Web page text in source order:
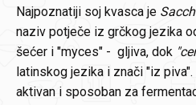
Najpoznatiji soj kvasca je
naziv potječe iz grčkog jezika
šećer i "myces" - gljiva, dok
latinskog jezika i znači "iz
aktivan i sposoban za